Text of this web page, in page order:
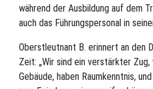
während der Ausbildung auf dem
auch das Führungspersonal in
Oberstleutnant B. erinnert an den
Zeit: „Wir sind ein verstärkter Zug,
Gebäude, haben Raumkenntnis,